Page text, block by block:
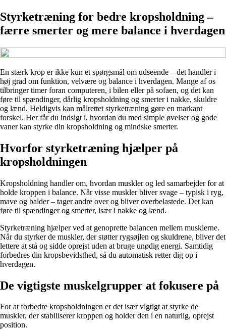
Styrketræning for bedre kropsholdning –
færre smerter og mere balance i hverdagen
En stærk krop er ikke kun et spørgsmål om udseende – det handler i
høj grad om funktion, velvære og balance i hverdagen. Mange af os
tilbringer timer foran computeren, i bilen eller på sofaen, og det kan
føre til spændinger, dårlig kropsholdning og smerter i nakke, skuldre
og lænd. Heldigvis kan målrettet styrketræning gøre en markant
forskel. Her får du indsigt i, hvordan du med simple øvelser og gode
vaner kan styrke din kropsholdning og mindske smerter.
Hvorfor styrketræning hjælper på
kropsholdningen
Kropsholdning handler om, hvordan muskler og led samarbejder for at
holde kroppen i balance. Når visse muskler bliver svage – typisk i ryg,
mave og balder – tager andre over og bliver overbelastede. Det kan
føre til spændinger og smerter, især i nakke og lænd.
Styrketræning hjælper ved at genoprette balancen mellem musklerne.
Når du styrker de muskler, der støtter rygsøjlen og skuldrene, bliver det
lettere at stå og sidde oprejst uden at bruge unødig energi. Samtidig
forbedres din kropsbevidsthed, så du automatisk retter dig op i
hverdagen.
De vigtigste muskelgrupper at fokusere på
For at forbedre kropsholdningen er det især vigtigt at styrke de
muskler, der stabiliserer kroppen og holder den i en naturlig, oprejst
position.